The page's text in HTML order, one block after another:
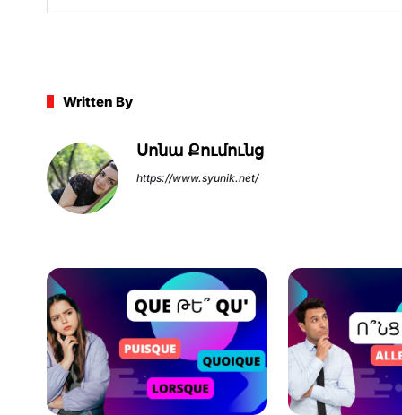
Written By
Սոնա Քումունց
https://www.syunik.net/